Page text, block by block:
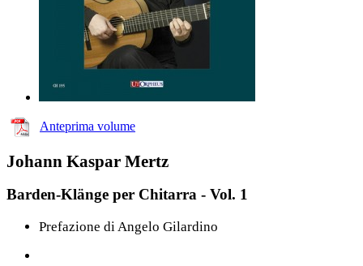
Anteprima volume
Johann Kaspar Mertz
Barden-Klänge per Chitarra - Vol. 1
Prefazione di Angelo Gilardino